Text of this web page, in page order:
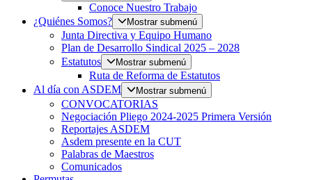
Conoce Nuestro Trabajo
¿Quiénes Somos?
Mostrar submenú
Junta Directiva y Equipo Humano
Plan de Desarrollo Sindical 2025 – 2028
Estatutos
Mostrar submenú
Ruta de Reforma de Estatutos
Al día con ASDEM
Mostrar submenú
CONVOCATORIAS
Negociación Pliego 2024-2025 Primera Versión
Reportajes ASDEM
Asdem presente en la CUT
Palabras de Maestros
Comunicados